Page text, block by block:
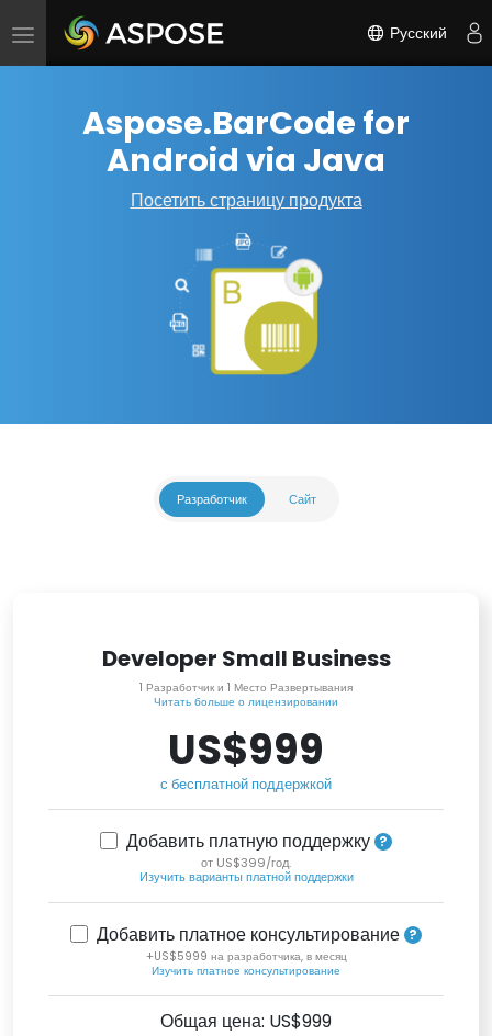
Переключить
Русский
Aspose.BarCode for
Android via Java
Посетить страницу продукта
Разработчик Сайт
Developer Small Business
1 Разработчик и 1 Место Развертывания
Читать больше о лицензировании
US$999
с бесплатной поддержкой
Добавить платную поддержку
от US$399/год.
Изучить варианты платной поддержки
Добавить платное консультирование
+US$5999 на разработчика, в месяц
Изучить платное консультирование
Общая цена: US$999